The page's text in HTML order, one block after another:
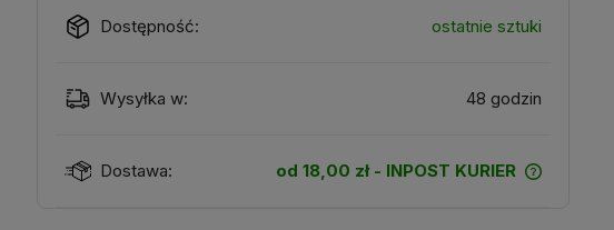
Dostępność: ostatnie sztuki
Wysyłka w: 48 godzin
Dostawa: od 18,00 zł - INPOST KURIER